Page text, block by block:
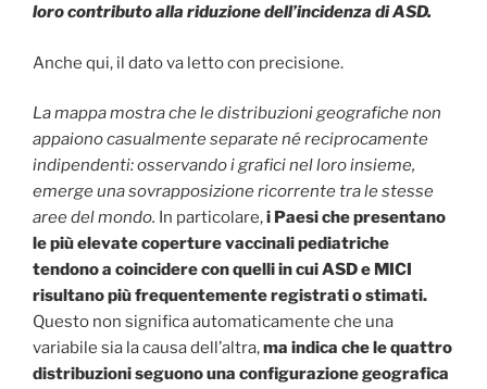
loro contributo alla riduzione dell’incidenza di ASD.
Anche qui, il dato va letto con precisione.
La mappa mostra che le distribuzioni geografiche non
appaiono casualmente separate né reciprocamente
indipendenti: osservando i grafici nel loro insieme,
emerge una sovrapposizione ricorrente tra le stesse
aree del mondo. In particolare,i Paesi che presentano
le più elevate coperture vaccinali pediatriche
tendono a coincidere con quelli in cui ASD e MICI
risultano più frequentemente registrati o stimati.
Questo non significa automaticamente che una
variabile sia la causa dell’altra,ma indica che le quattro
distribuzioni seguono una configurazione geografica